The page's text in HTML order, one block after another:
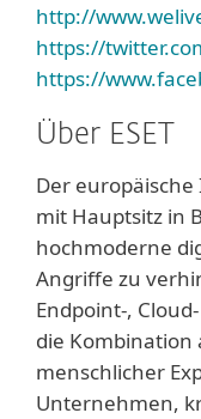
http://
https://
https://
Über ESET
Der europäische
mit Hauptsitz in
hochmoderne
Angriffe zu
Endpoint-,
die Kombination
menschlicher
Unternehmen,